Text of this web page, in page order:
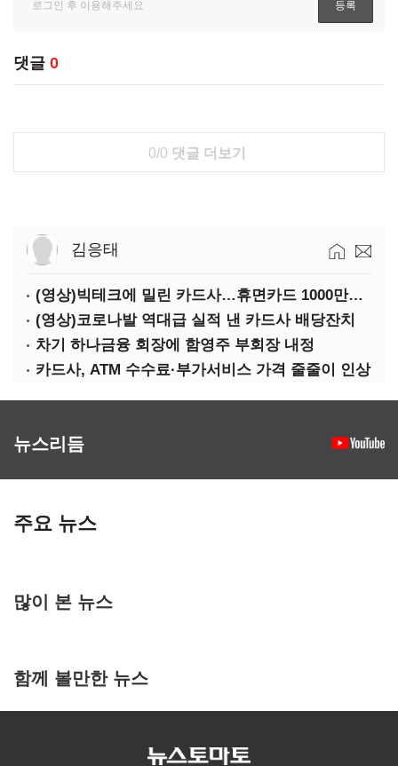
댓글 0
0/0 댓글 더보기
김응태
(영상)빅테크에 밀린 카드사…휴면카드 1000만장 육박
(영상)코로나발 역대급 실적 낸 카드사 배당잔치
차기 하나금융 회장에 함영주 부회장 내정
카드사, ATM 수수료·부가서비스 가격 줄줄이 인상
뉴스리듬
주요 뉴스
많이 본 뉴스
함께 볼만한 뉴스